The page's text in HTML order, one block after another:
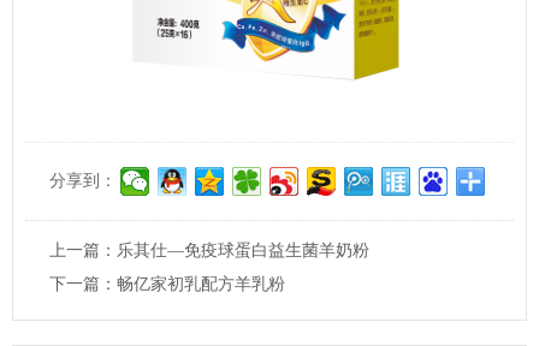
分享到：
上一篇： 乐其仕—免疫球蛋白益生菌羊奶粉
下一篇： 畅亿家初乳配方羊乳粉